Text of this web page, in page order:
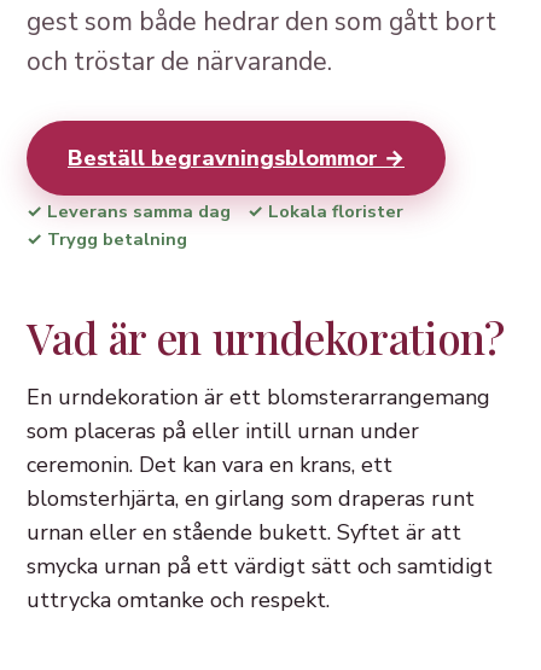
gest som både hedrar den som gått bort
och tröstar de närvarande.
Beställ begravningsblommor →
✓ Leverans samma dag
✓ Lokala florister
✓ Trygg betalning
Vad är en urndekoration?
En urndekoration är ett blomsterarrangemang
som placeras på eller intill urnan under
ceremonin. Det kan vara en krans, ett
blomsterhjärta, en girlang som draperas runt
urnan eller en stående bukett. Syftet är att
smycka urnan på ett värdigt sätt och samtidigt
uttrycka omtanke och respekt.